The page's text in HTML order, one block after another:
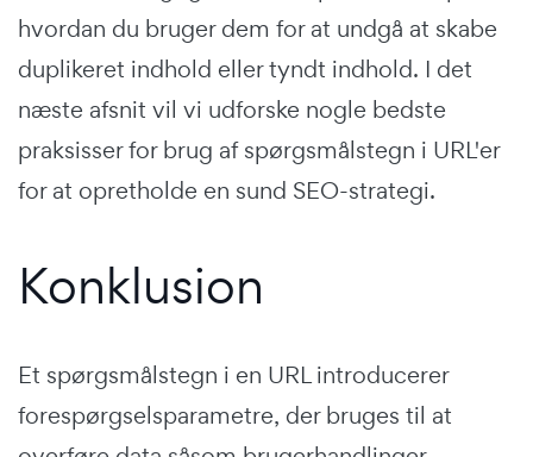
hvordan du bruger dem for at undgå at skabe
duplikeret indhold eller tyndt indhold. I det
næste afsnit vil vi udforske nogle bedste
praksisser for brug af spørgsmålstegn i URL'er
for at opretholde en sund SEO-strategi.
Konklusion
Et spørgsmålstegn i en URL introducerer
forespørgselsparametre, der bruges til at